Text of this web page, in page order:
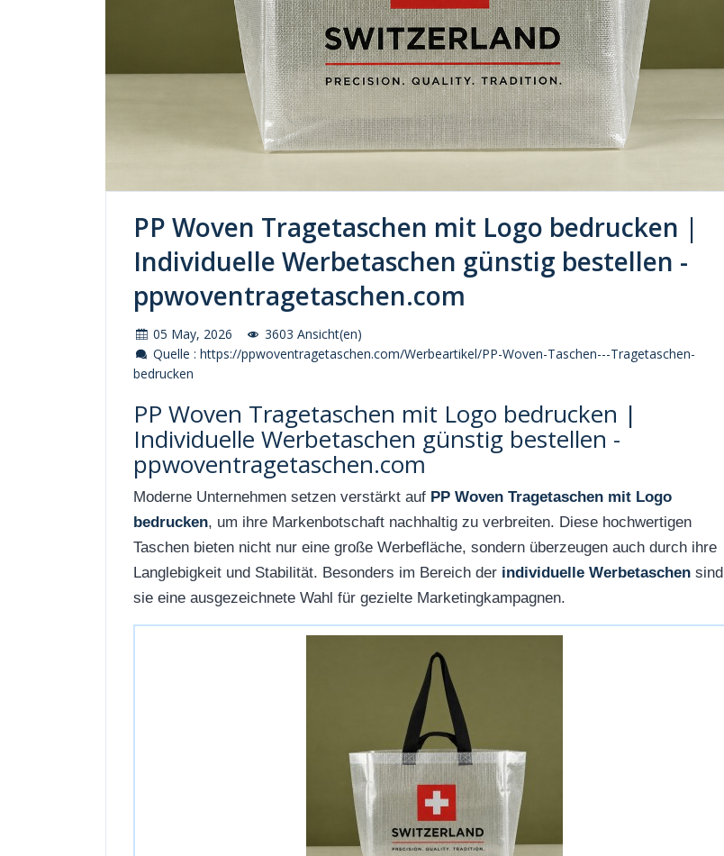
PP Woven Tragetaschen mit Logo bedrucken |
Individuelle Werbetaschen günstig bestellen -
ppwoventragetaschen.com
05 May, 2026
3603 Ansicht(en)
Quelle : https://ppwoventragetaschen.com/Werbeartikel/PP-Woven-Taschen---Tragetaschen-
bedrucken
PP Woven Tragetaschen mit Logo bedrucken |
Individuelle Werbetaschen günstig bestellen -
ppwoventragetaschen.com
Moderne Unternehmen setzen verstärkt auf PP Woven Tragetaschen mit Logo
bedrucken, um ihre Markenbotschaft nachhaltig zu verbreiten. Diese hochwertigen
Taschen bieten nicht nur eine große Werbefläche, sondern überzeugen auch durch ihre
Langlebigkeit und Stabilität. Besonders im Bereich der individuelle Werbetaschen sind
sie eine ausgezeichnete Wahl für gezielte Marketingkampagnen.